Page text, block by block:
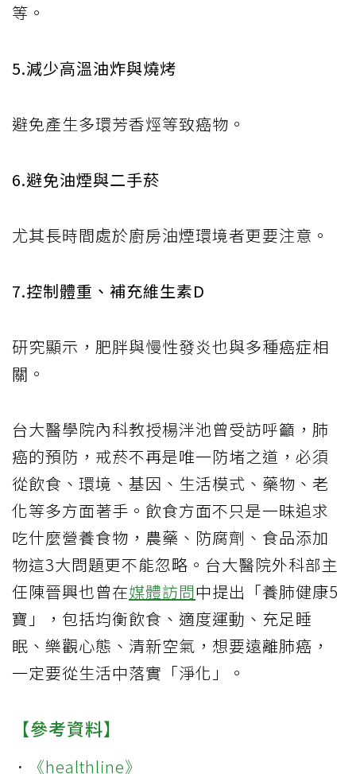
等。
5.減少高溫油炸與燒烤
避免產生多環芳香烴等致癌物。
6.避免油煙與二手菸
尤其長時間處於廚房油煙環境者更要注意。
7.控制體重、補充維生素D
研究顯示，肥胖與慢性發炎也與多種癌症相
關。
台大醫學院內科教授楊泮池曾受訪呼籲，肺
癌的預防，戒菸不再是唯一防堵之道，必須
從飲食、環境、基因、生活模式、藥物、老
化等多方面著手。飲食方面不只是一昧追求
吃什麼營養食物，農藥、防腐劑、食品添加
物這3大問題更不能忽略。台大醫院外科部主
任陳晉興也曾在媒體訪問中提出「養肺健康5
寶」，包括均衡飲食、適度運動、充足睡
眠、樂觀心態、清新空氣，想要遠離肺癌，
一定要從生活中落實「淨化」。
【參考資料】
． 《healthline》